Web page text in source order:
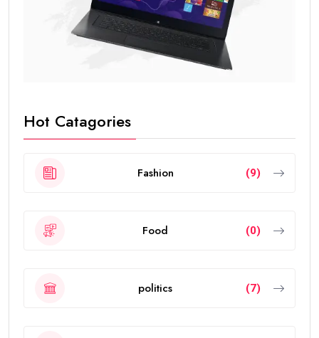
Hot Catagories
Fashion (9)
Food (0)
politics (7)